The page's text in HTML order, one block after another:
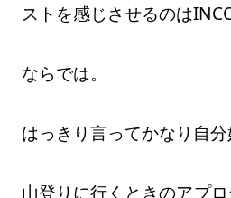
ストを感じさせるのは
ならでは。
はっきり言ってかなり自分
山登りに行くときのアプ